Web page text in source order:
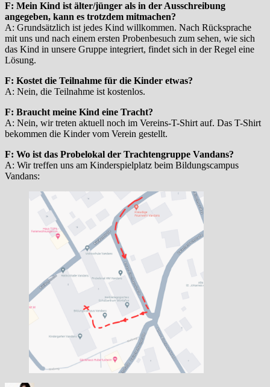
F: Mein Kind ist älter/jünger als in der Ausschreibung
angegeben, kann es trotzdem mitmachen?
A: Grundsätzlich ist jedes Kind willkommen. Nach Rücksprache
mit uns und nach einem ersten Probenbesuch zum sehen, wie sich
das Kind in unsere Gruppe integriert, findet sich in der Regel eine
Lösung.
F: Kostet die Teilnahme für die Kinder etwas?
A: Nein, die Teilnahme ist kostenlos.
F: Braucht meine Kind eine Tracht?
A: Nein, wir treten aktuell noch im Vereins-T-Shirt auf. Das T-Shirt
bekommen die Kinder vom Verein gestellt.
F: Wo ist das Probelokal der Trachtengruppe Vandans?
A: Wir treffen uns am Kinderspielplatz beim Bildungscampus
Vandans: